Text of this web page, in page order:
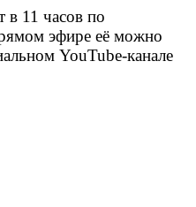
в 11 часов по
эфире её можно
YouTube-канале